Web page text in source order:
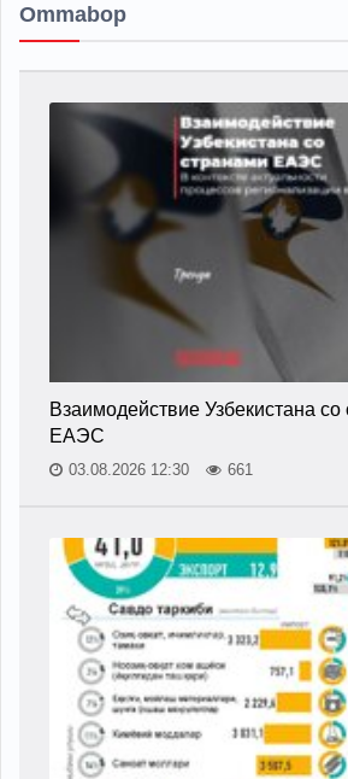
Ommabop
Взаимодействие Узбекистана со
ЕАЭС
03.08.2026 12:30 661